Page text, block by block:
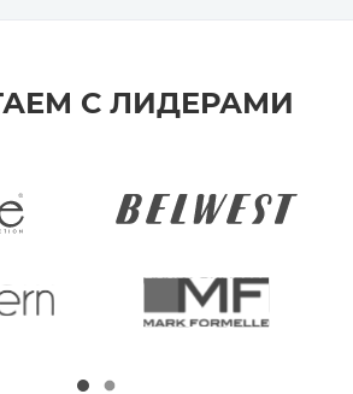
С ЛИДЕРАМИ